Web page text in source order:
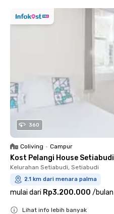
360
Coliving • Campur
Kost Pelangi House Setiabudi
Kelurahan Setiabudi, Setiabudi
2.1 km dari menara palma
mulai dari Rp3.200.000 /bulan
Lihat info lebih banyak